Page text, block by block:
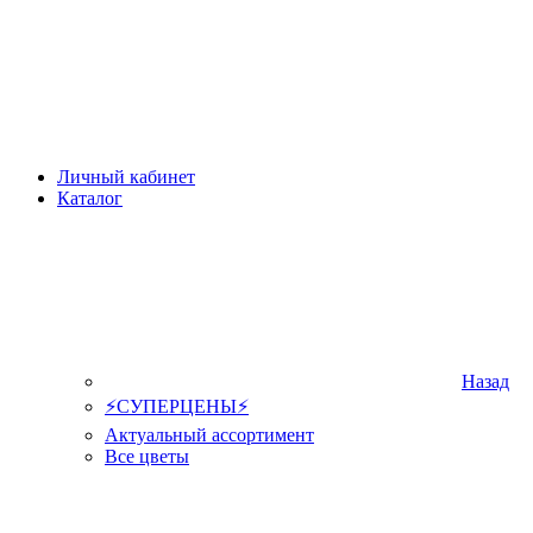
Личный кабинет
Каталог
Назад
⚡СУПЕРЦЕНЫ⚡
Актуальный ассортимент
Все цветы